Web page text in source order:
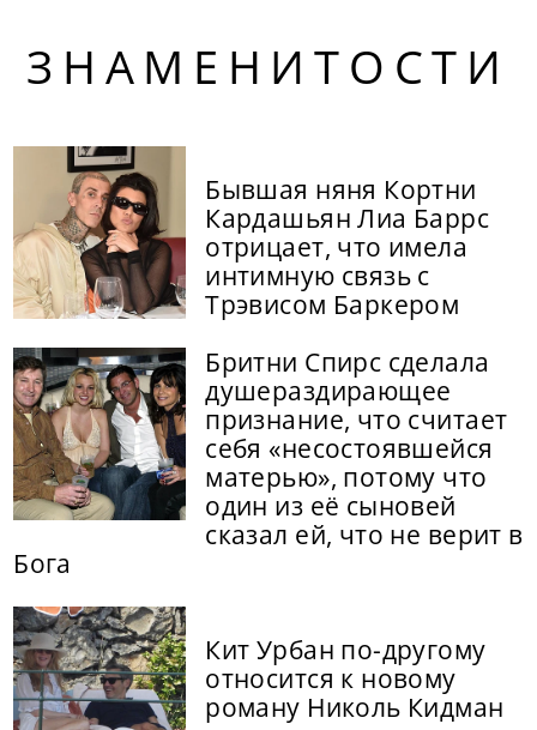
ЗНАМЕНИТОСТИ
Бывшая няня Кортни
Кардашьян Лиа Баррс
отрицает, что имела
интимную связь с
Трэвисом Баркером
Бритни Спирс сделала
душераздирающее
признание, что считает
себя «несостоявшейся
матерью», потому что
один из её сыновей
сказал ей, что не верит в
Бога
Кит Урбан по-другому
относится к новому
роману Николь Кидман